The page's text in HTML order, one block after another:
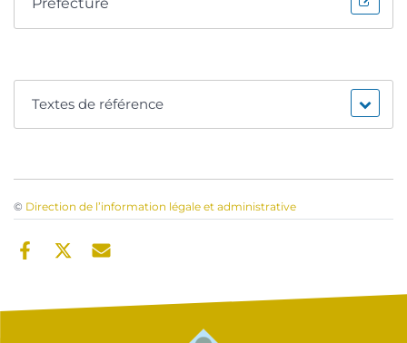
Préfecture
Textes de référence
© Direction de l’information légale et administrative